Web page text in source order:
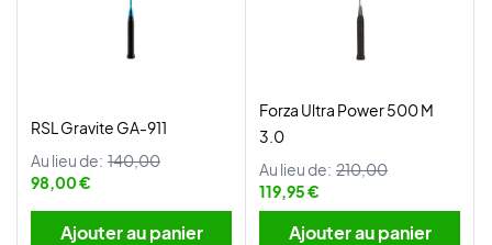
RSL Gravite GA-911
Au lieu de: 140,00
98,00 €
Ajouter au panier
Forza Ultra Power 500 M
3.0
Au lieu de: 210,00
119,95 €
Ajouter au panier